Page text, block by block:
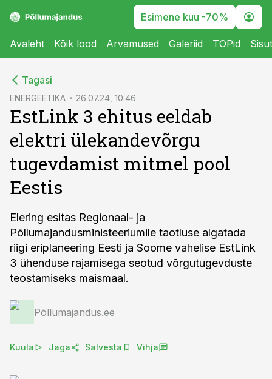
Esimene kuu -70%
Avaleht Kõik lood Arvamused Galeriid TOPid
Tagasi
ENERGEETIKA 26.07.24, 10:46
EstLink 3 ehitus eeldab
elektri ülekandevõrgu
tugevdamist mitmel pool
Eestis
Elering esitas Regionaal- ja
Põllumajandusministeeriumile taotluse algatada
riigi eriplaneering Eesti ja Soome vahelise EstLink
3 ühenduse rajamisega seotud võrgutugevduste
teostamiseks maismaal.
Põllumajandus.ee
Kuula Jaga Salvesta Vihja